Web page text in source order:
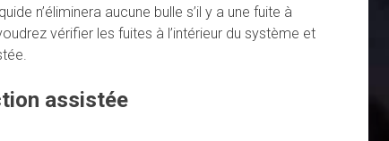
n’éliminera aucune bulle s’il y a une fuite à
vérifier les fuites à l’intérieur du système et
assistée